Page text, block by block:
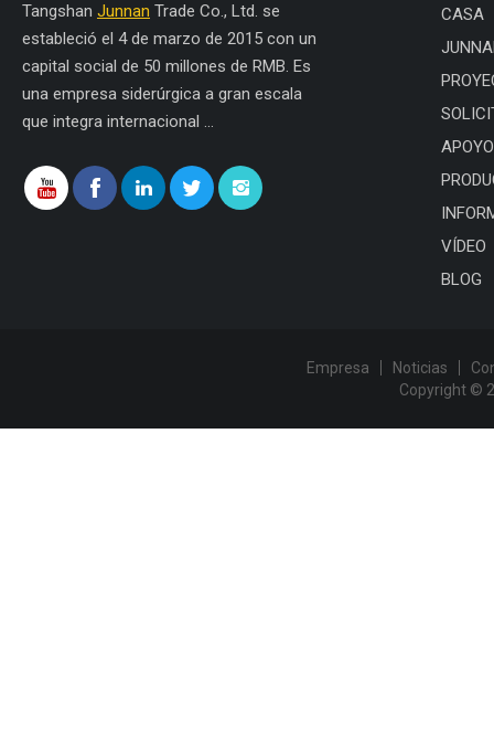
Tangshan Junnan Trade Co., Ltd. se
estableció el 4 de marzo de 2015 con un
capital social de 50 millones de RMB. Es
una empresa siderúrgica a gran escala
que integra internacional ...
CASA
APOYO
VÍDEO
BLOG
Empresa Noticias
Copyright ©